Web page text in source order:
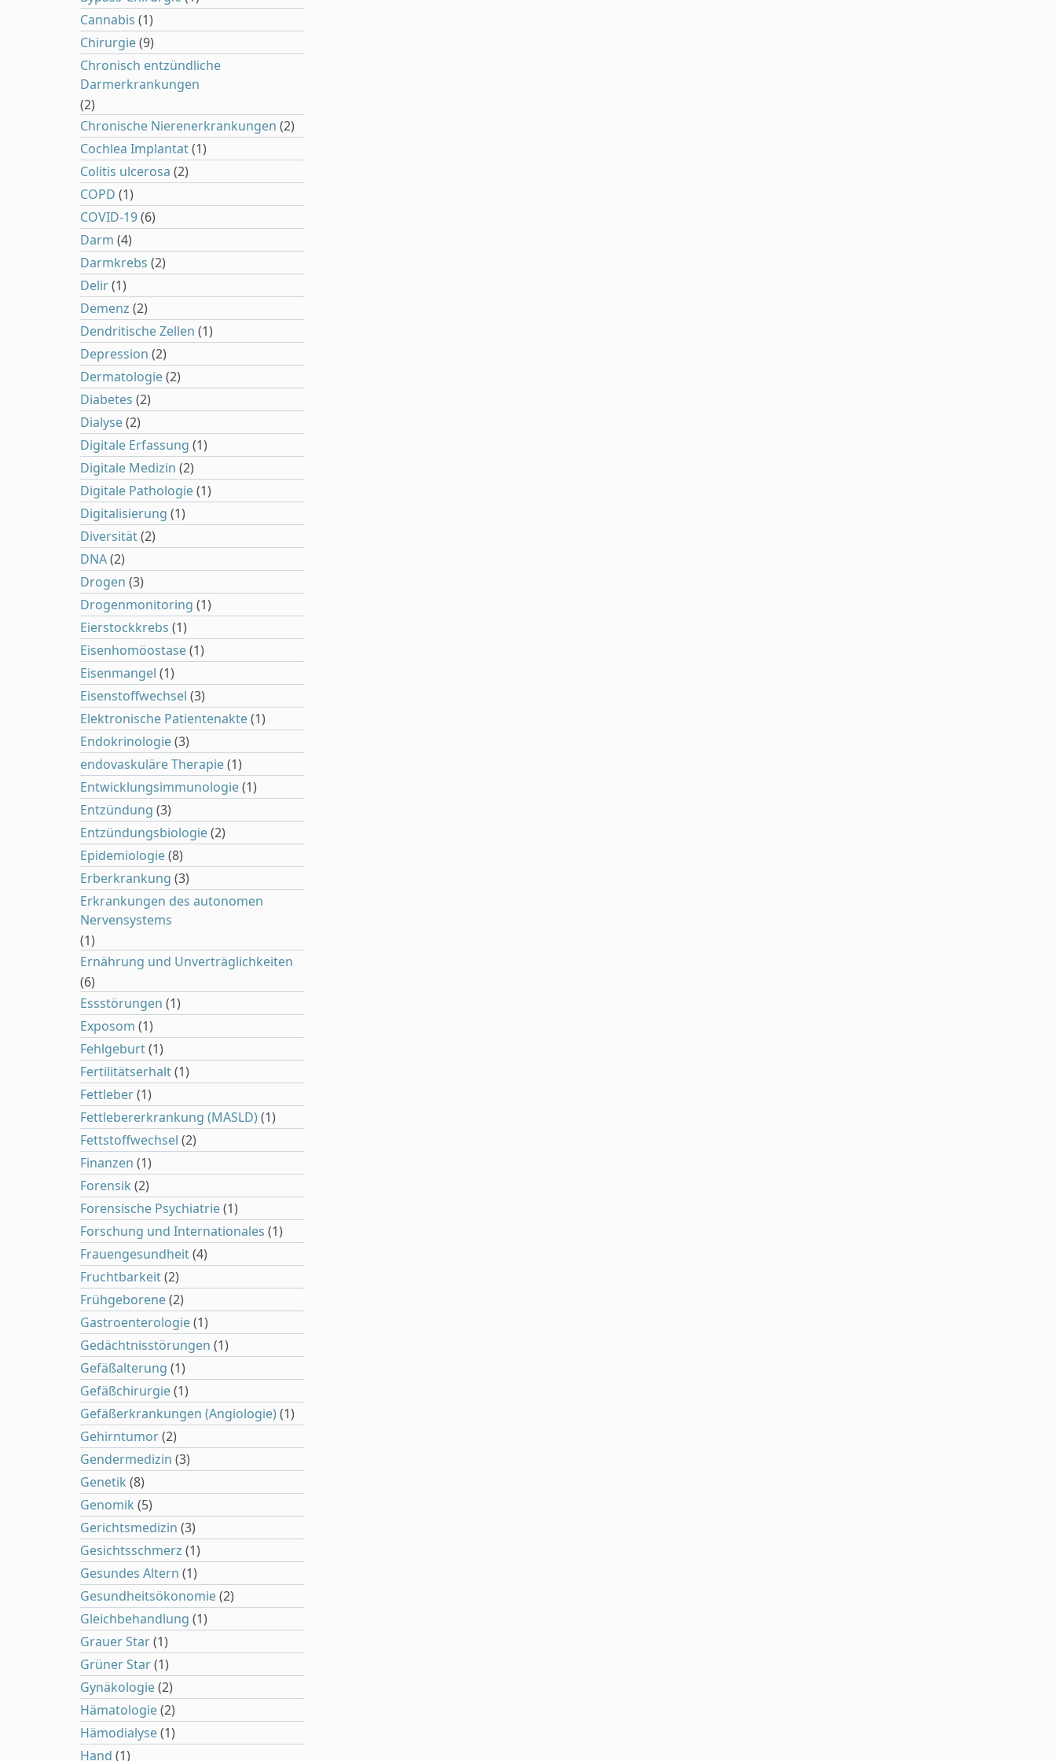
Cannabis (1)
Chirurgie(9)
Chronisch entzündliche
Darmerkrankungen
(2)
Chronische Nierenerkrankungen (2)
Cochlea Implantat(1)
Colitis ulcerosa (2)
COPD (1)
COVID-19(6)
Darm (4)
Darmkrebs (2)
Delir(1)
Demenz (2)
Dendritische Zellen (1)
Depression (2)
Dermatologie(2)
Diabetes (2)
Dialyse(2)
Digitale Erfassung (1)
Digitale Medizin (2)
Digitale Pathologie(1)
Digitalisierung (1)
Diversität(2)
DNA(2)
Drogen (3)
Drogenmonitoring (1)
Eierstockkrebs (1)
Eisenhomöostase(1)
Eisenmangel (1)
Eisenstoffwechsel (3)
Elektronische Patientenakte(1)
Endokrinologie(3)
endovaskuläre Therapie(1)
Entwicklungsimmunologie(1)
Entzündung (3)
Entzündungsbiologie(2)
Epidemiologie(8)
Erberkrankung (3)
Erkrankungen des autonomen
Nervensystems
(1)
Ernährung und Unverträglichkeiten
(6)
Essstörungen (1)
Exposom (1)
Fehlgeburt(1)
Fertilitätserhalt(1)
Fettleber(1)
Fettlebererkrankung (MASLD)(1)
Fettstoffwechsel (2)
Finanzen (1)
Forensik (2)
Forensische Psychiatrie(1)
Forschung und Internationales (1)
Frauengesundheit(4)
Fruchtbarkeit(2)
Frühgeborene(2)
Gastroenterologie(1)
Gedächtnisstörungen (1)
Gefäßalterung (1)
Gefäßchirurgie(1)
Gefäßerkrankungen (Angiologie)(1)
Gehirntumor(2)
Gendermedizin (3)
Genetik (8)
Genomik (5)
Gerichtsmedizin (3)
Gesichtsschmerz (1)
Gesundes Altern (1)
Gesundheitsökonomie(2)
Gleichbehandlung (1)
Grauer Star(1)
Grüner Star(1)
Gynäkologie(2)
Hämatologie(2)
Hämodialyse(1)
Hand (1)